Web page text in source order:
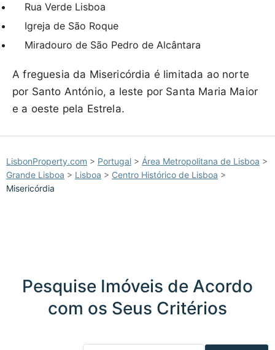
Rua Verde Lisboa
Igreja de São Roque
Miradouro de São Pedro de Alcântara
A freguesia da Misericórdia é limitada ao norte
por Santo António, a leste por Santa Maria Maior
e a oeste pela Estrela.
LisbonProperty.com > Portugal > Área Metropolitana de Lisboa >
Grande Lisboa > Lisboa > Centro Histórico de Lisboa >
Misericórdia
Pesquise Imóveis de Acordo
com os Seus Critérios